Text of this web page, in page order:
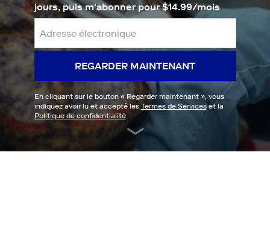
jours, puis m'abonner pour $14.99/mois
REGARDER MAINTENANT
En cliquant sur le bouton « Regarder maintenant», vous
indiquez avoir lu et accepté lesTermes de Serviceset la
Politique de confidentialité